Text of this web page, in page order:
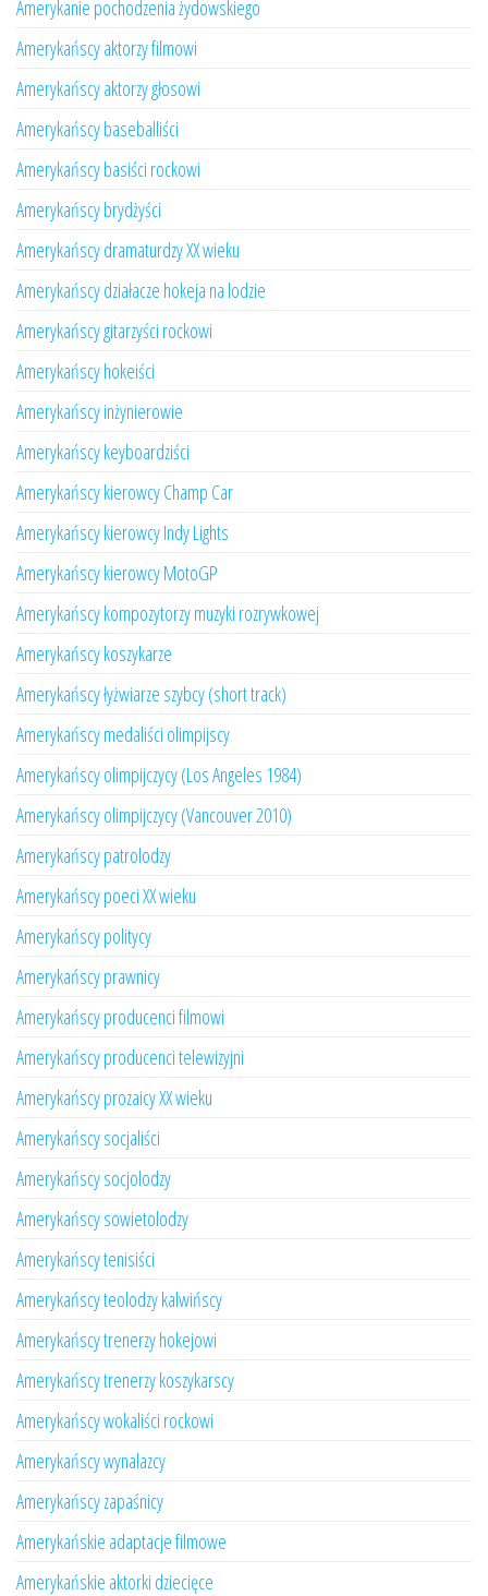
Amerykanie pochodzenia żydowskiego
Amerykańscy aktorzy filmowi
Amerykańscy aktorzy głosowi
Amerykańscy baseballiści
Amerykańscy basiści rockowi
Amerykańscy brydżyści
Amerykańscy dramaturdzy XX wieku
Amerykańscy działacze hokeja na lodzie
Amerykańscy gitarzyści rockowi
Amerykańscy hokeiści
Amerykańscy inżynierowie
Amerykańscy keyboardziści
Amerykańscy kierowcy Champ Car
Amerykańscy kierowcy Indy Lights
Amerykańscy kierowcy MotoGP
Amerykańscy kompozytorzy muzyki rozrywkowej
Amerykańscy koszykarze
Amerykańscy łyżwiarze szybcy (short track)
Amerykańscy medaliści olimpijscy
Amerykańscy olimpijczycy (Los Angeles 1984)
Amerykańscy olimpijczycy (Vancouver 2010)
Amerykańscy patrolodzy
Amerykańscy poeci XX wieku
Amerykańscy politycy
Amerykańscy prawnicy
Amerykańscy producenci filmowi
Amerykańscy producenci telewizyjni
Amerykańscy prozaicy XX wieku
Amerykańscy socjaliści
Amerykańscy socjolodzy
Amerykańscy sowietolodzy
Amerykańscy tenisiści
Amerykańscy teolodzy kalwińscy
Amerykańscy trenerzy hokejowi
Amerykańscy trenerzy koszykarscy
Amerykańscy wokaliści rockowi
Amerykańscy wynalazcy
Amerykańscy zapaśnicy
Amerykańskie adaptacje filmowe
Amerykańskie aktorki dziecięce